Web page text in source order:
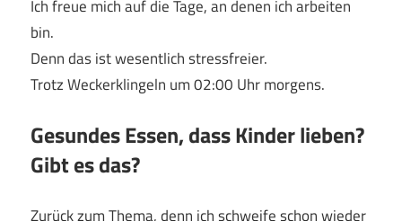
Ich freue mich auf die Tage, an denen ich arbeiten
bin.
Denn das ist wesentlich stressfreier.
Trotz Weckerklingeln um 02:00 Uhr morgens.
Gesundes Essen, dass Kinder lieben?
Gibt es das?
Zurück zum Thema, denn ich schweife schon wieder